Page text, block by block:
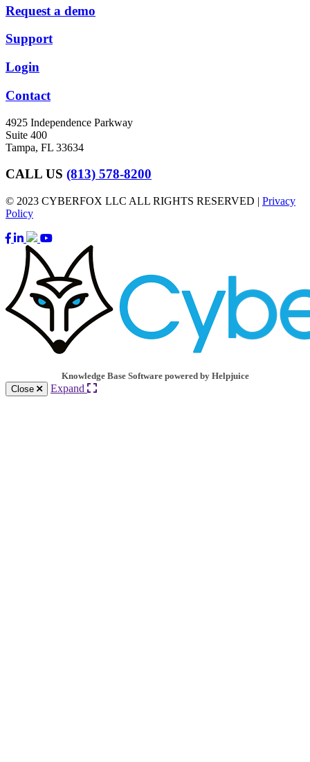
Request a demo
Support
Login
Contact
4925 Independence Parkway
Suite 400
Tampa, FL 33634
CALL US (813) 578-8200
© 2023 CYBERFOX LLC ALL RIGHTS RESERVED | Privacy
Policy
Knowledge Base Software powered by Helpjuice
Close
Expand